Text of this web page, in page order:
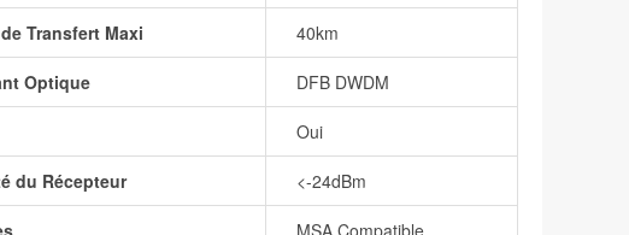
Transfert Maxi 40km
Optique DFB DWDM
Oui
du Récepteur <-24dBm
MSA Compatible